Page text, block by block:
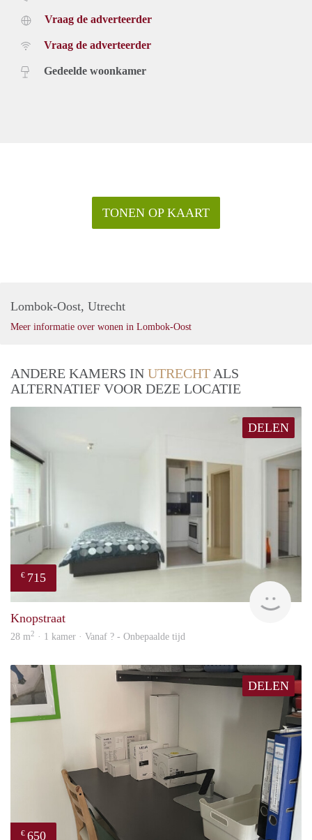
Vraag de adverteerder
Vraag de adverteerder
Gedeelde woonkamer
TONEN OP KAART
Lombok-Oost, Utrecht
Meer informatie over wonen in Lombok-Oost
ANDERE KAMERS IN UTRECHT ALS
ALTERNATIEF VOOR DEZE LOCATIE
DELEN
€ 715
Knopstraat
28 m2 · 1 kamer · Vanaf ? - Onbepaalde tijd
DELEN
€ 650